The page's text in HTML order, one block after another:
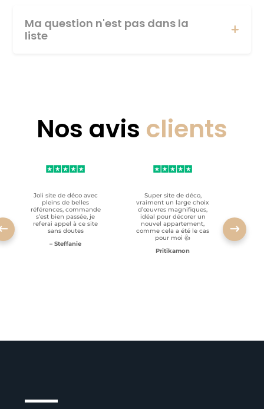
Ma question n'est pas dans la
liste
Nos avis clients
Joli site de déco avec
pleins de belles
références, commande
s’est bien passée, je
referai appel à ce site
sans doutes
– Steffanie
Super site de déco,
vraiment un large choix
d’œuvres magnifiques,
idéal pour décorer un
nouvel appartement,
comme cela a été le cas
pour moi 👍
Pritikamon